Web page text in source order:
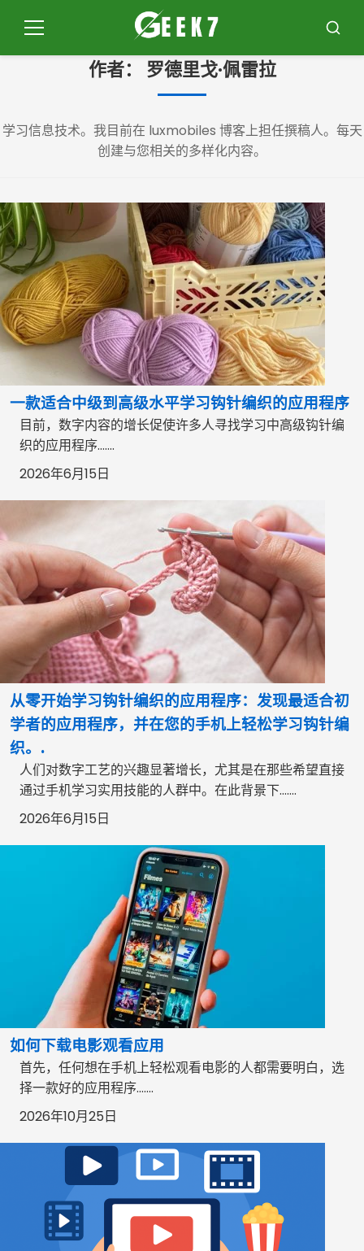
菜
布
作者： 罗德里戈·佩雷拉
学习信息技术。我目前在 luxmobiles 博客上担任撰稿人。每天
创建与您相关的多样化内容。
一款适合中级到高级水平学习钩针编织的应用程序
目前，数字内容的增长促使许多人寻找学习中高级钩针编
织的应用程序…….
2026年6月15日
从零开始学习钩针编织的应用程序：发现最适合初
学者的应用程序，并在您的手机上轻松学习钩针编
织。.
人们对数字工艺的兴趣显著增长，尤其是在那些希望直接
通过手机学习实用技能的人群中。在此背景下…….
2026年6月15日
如何下载电影观看应用
首先，任何想在手机上轻松观看电影的人都需要明白，选
择一款好的应用程序…….
2026年10月25日